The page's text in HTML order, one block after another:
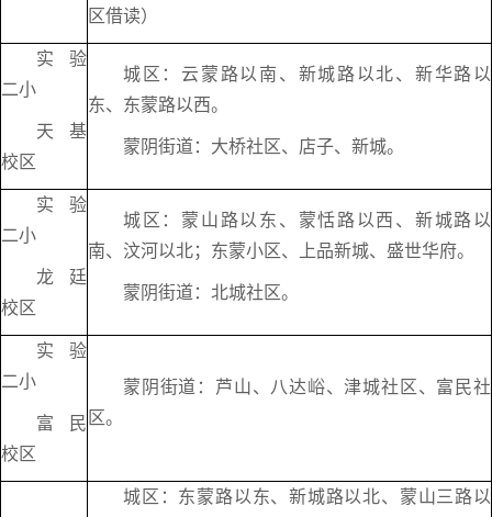
区借读）
实验
二小
天基
校区
城区：云蒙路以南、新城路以北、新华路以
东、东蒙路以西。
蒙阴街道：大桥社区、店子、新城。
实验
二小
龙廷
校区
城区：蒙山路以东、蒙恬路以西、新城路以
南、汶河以北；东蒙小区、上品新城、盛世华府。
蒙阴街道：北城社区。
实验
二小
富民
校区
蒙阴街道：芦山、八达峪、津城社区、富民社
区。
城区：东蒙路以东、新城路以北、蒙山三路以